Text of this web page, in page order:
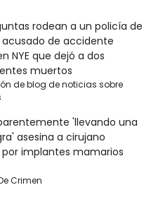
rodean a un policía de
acusado de accidente
NYE que dejó a dos
muertos
de blog de noticias sobre
'llevando una
asesina a cirujano
implantes mamarios
Crimen